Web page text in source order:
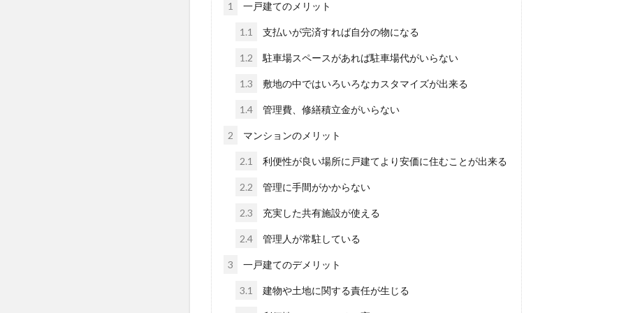
1 一戸建てのメリット
1.1 支払いが完済すれば自分の物になる
1.2 駐車場スペースがあれば駐車場代がいらない
1.3 敷地の中ではいろいろなカスタマイズが出来る
1.4 管理費、修繕積立金がいらない
2 マンションのメリット
2.1 利便性が良い場所に戸建てより安価に住むことが出来る
2.2 管理に手間がかからない
2.3 充実した共有施設が使える
2.4 管理人が常駐している
3 一戸建てのデメリット
3.1 建物や土地に関する責任が生じる